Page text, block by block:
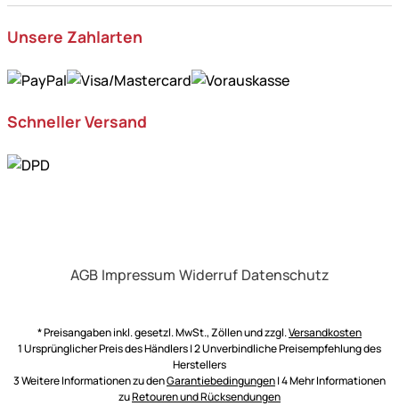
Unsere Zahlarten
Schneller Versand
AGB Impressum Widerruf Datenschutz
* Preisangaben inkl. gesetzl. MwSt., Zöllen und zzgl.Versandkosten
1 Ursprünglicher Preis des Händlers | 2 Unverbindliche Preisempfehlung des
Herstellers
3 Weitere Informationen zu denGarantiebedingungen| 4 Mehr Informationen
zuRetouren und Rücksendungen